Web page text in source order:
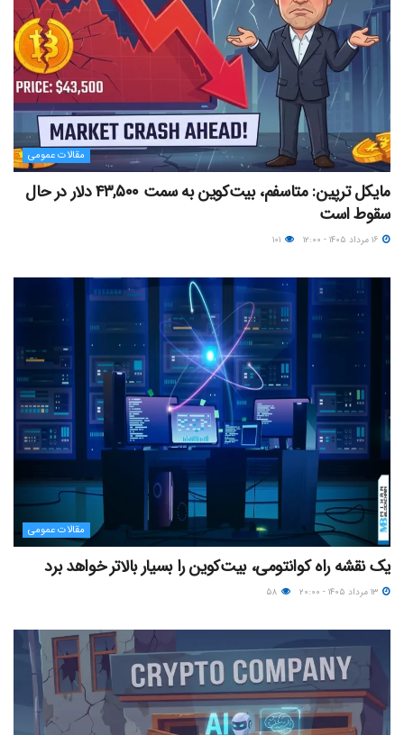
مقالات عمومی
مایکل ترپین: متاسفم، بیت‌کوین به سمت ۴۳,۵۰۰ دلار در حال
سقوط است
مقالات عمومی
یک نقشه راه کوانتومی، بیت‌کوین را بسیار بالاتر خواهد برد